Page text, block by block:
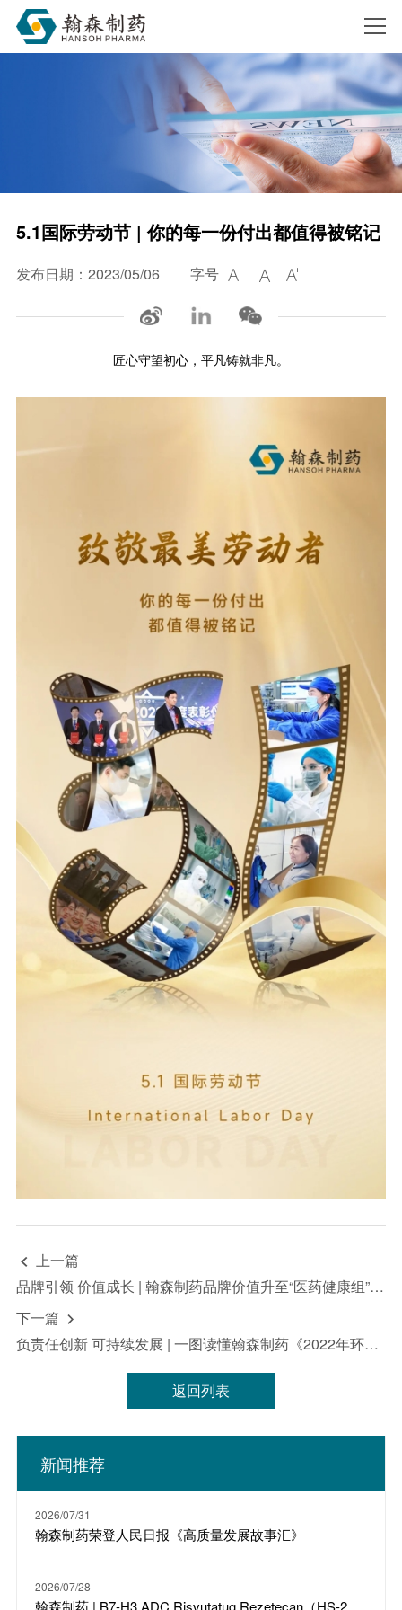
5.1国际劳动节 | 你的每一份付出都值得被铭记
发布日期：2023/05/06 字号   
匠心守望初心，平凡铸就非凡。
 上一篇
品牌引领 价值成长 | 翰森制药品牌价值升至“医药健康组”全国第二
下一篇 
负责任创新 可持续发展 | 一图读懂翰森制药《2022年环境、社会及管治报告》
返回列表
新闻推荐
2026/07/31
翰森制药荣登人民日报《高质量发展故事汇》
2026/07/28
翰森制药 | B7-H3 ADC Risvutatug Rezetecan（HS-20093）骨肉瘤III期临床ARTEMIS-011达到IRC-PFS主要终点